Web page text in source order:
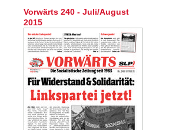
Vorwärts 240 - Juli/August
2015